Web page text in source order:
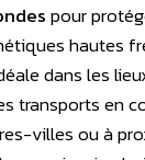
pour
hautes
dans les
transports en
villes ou à